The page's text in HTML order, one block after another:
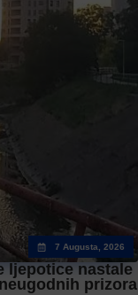
7 Augusta, 2026
ljepotice nastale
prizora